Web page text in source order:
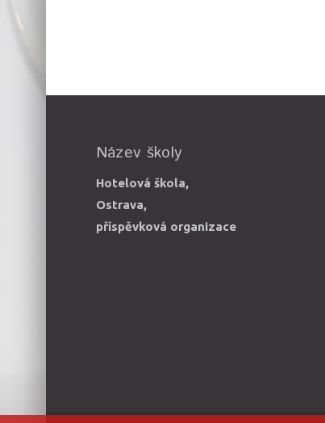
Název školy
Hotelová škola,
Ostrava,
příspěvková organizace